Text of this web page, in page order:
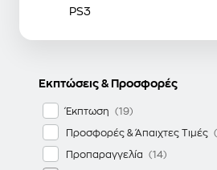
PS3
Εκπτώσεις & Προσφορές
Έκπτωση
Προσφορές & Άπαιχτες Τιμές
Προπαραγγελία